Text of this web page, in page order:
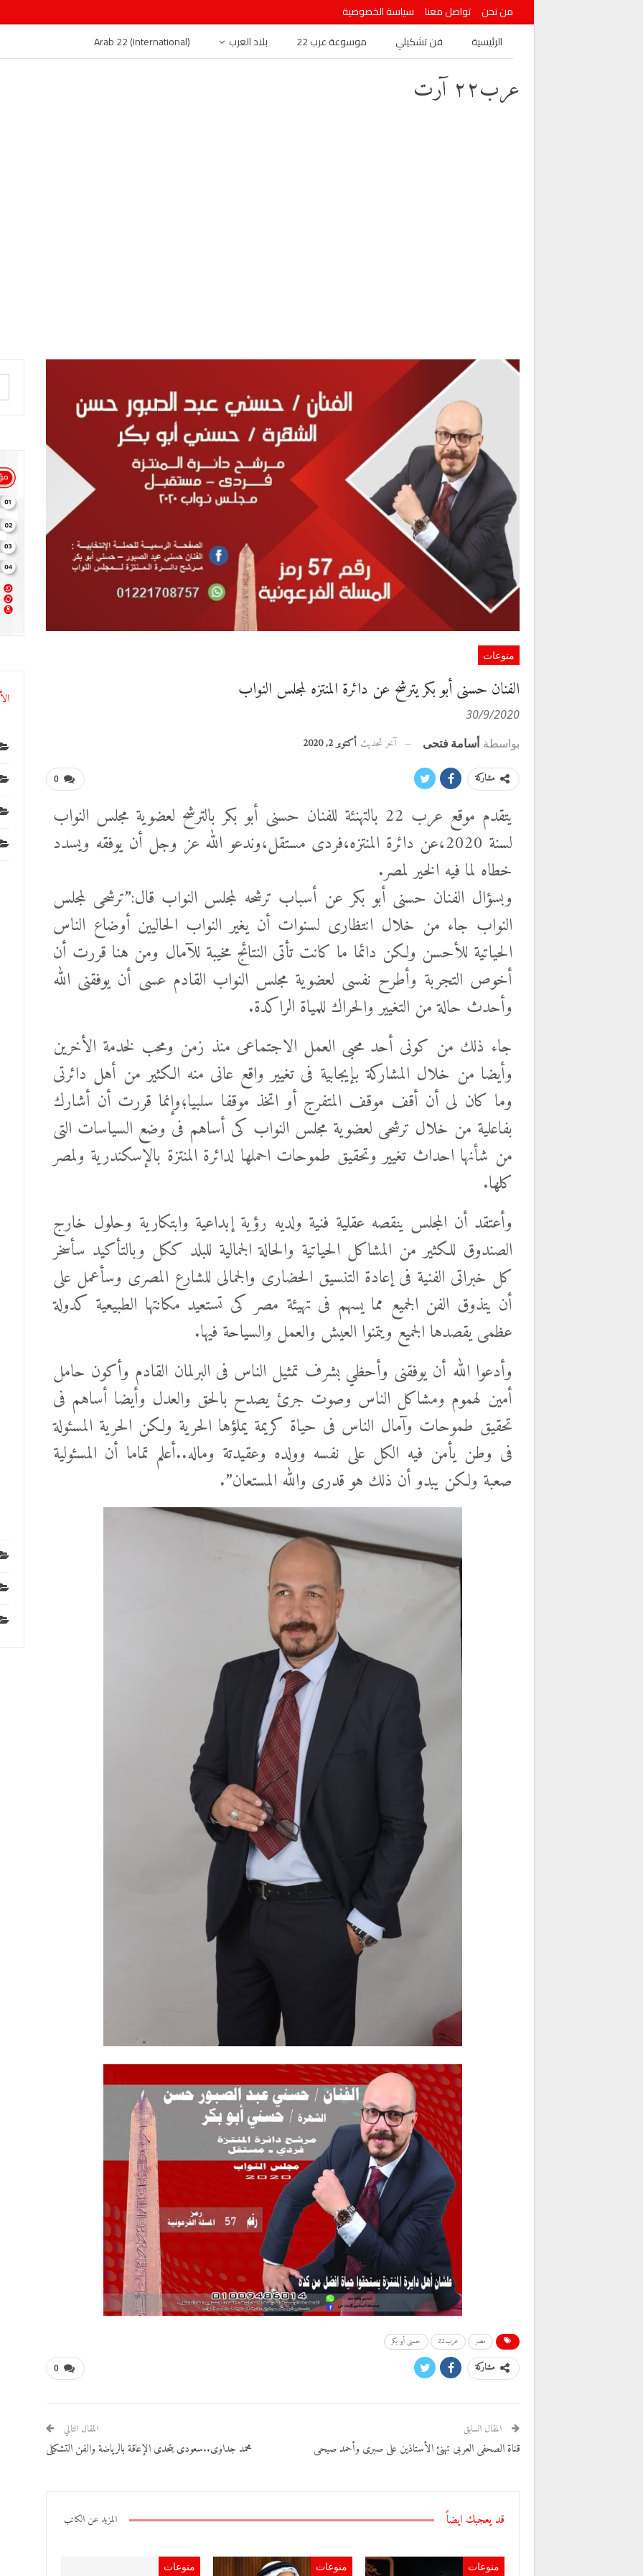
من نحن تواصل معنا
سياسة الخصوصية
الرئيسية
فن تشكيلي موسوعة عرب 22 بلاد العرب Arab 22 (International)
عرب٢٢ آرت
منوعات
الفنان حسنى أبو بكر يترشح عن دائرة المنتزه لمجلس النواب
30/9/2020
بواسطة أسامة فتحى آخر تحديث أكتوبر 2, 2020
0 مشاركة
يتقدم موقع عرب 22 بالتهنئة للفنان حسنى أبو بكر بالترشح لعضوية مجلس النواب
لسنة 2020،عن دائرة المنتزه،فردى مستقل،وندعو الله عز وجل أن يوفقه ويسدد
خطاه لما فيه الخير لمصر.
وبسؤال الفنان حسنى أبو بكر عن أسباب ترشحه لمجلس النواب قال:”ترشحى لمجلس
النواب جاء من خلال انتظارى لسنوات أن يغير النواب الحاليين أوضاع الناس
الحياتية للأحسن ولكن دائما ما كانت تأتى النتائج مخيبة للآمال ومن هنا قررت أن
أخوص التجربة وأطرح نفسى لعضوية مجلس النواب القادم عسى أن يوفقنى الله
وأحدث حالة من التغيير والحراك للمياة الراكدة.
جاء ذلك من كونى أحد محبى العمل الاجتماعى منذ زمن ومحب لخدمة الأخرين
وأيضا من خلال المشاركة بإيجابية فى تغيير واقع عانى منه الكثير من أهل دائرتى
وما كان لى أن أقف موقف المتفرج أو اتخذ موقفا سلبيا؛وإنما قررت أن أشارك
بفاعلية من خلال ترشحى لعضوية مجلس النواب كى أساهم فى وضع السياسات التى
من شأنها احداث تغيير وتحقيق طموحات احملها لدائرة المنتزة بالإسكندرية ولمصر
كلها.
وأعتقد أن المجلس ينقصه عقلية فنية ولديه رؤية إبداعية وابتكارية وحلول خارج
الصندوق للكثير من المشاكل الحياتية والحالة الجمالية للبلد ككل وبالتأكيد سأسخر
كل خبراتى الفنية فى إعادة التنسيق الحضارى والجمالى للشارع المصرى وسأعمل على
أن يتذوق الفن الجميع مما يسهم فى تهيئة مصر كى تستعيد مكانتها الطبيعية كدولة
عظمى يقصدها الجميع ويتمنوا العيش والعمل والسياحة فيها.
وأدعوا الله أن يوفقنى وأحظي بشرف تمثيل الناس فى البرلمان القادم وأكون حامل
أمين لهموم ومشاكل الناس وصوت جرئ يصدح بالحق والعدل وأيضا أساهم فى
تحقيق طموحات وآمال الناس فى حياة كريمة يملؤها الحرية ولكن الحرية المسئولة
فى وطن يأمن فيه الكل على نفسه وولده وعقيدتة وماله..أعلم تماما أن المسئولية
صعبة ولكن يبدو أن ذلك هو قدرى والله المستعان”.
مصر عرب22 حسنى أبو بكر
0 مشاركة
المقال السابق
قناة الصحفى العربى تهنئ الأستاذين على صبرى وأحمد صبحى
المقال التالي
محمد جداوى..سعودى يتحدى الإعاقة بالرياضة والفن التشكيلى
قد يعجبك ايضاً المزيد عن الكاتب
منوعات منوعات منوعات